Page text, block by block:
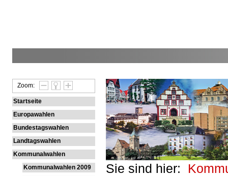
Zoom:
Startseite
Europawahlen
Bundestagswahlen
Landtagswahlen
Kommunalwahlen
Kommunalwahlen 2009
Sie sind hier: